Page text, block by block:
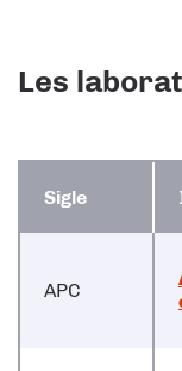
Les
Sigle
APC